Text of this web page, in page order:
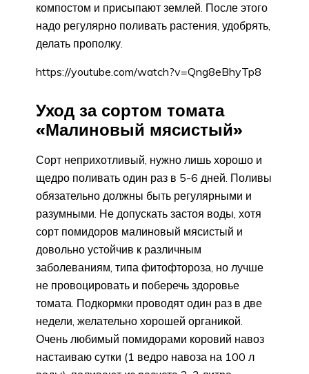
компостом и присыпают землей. После этого
надо регулярно поливать растения, удобрять,
делать прополку.
https://youtube.com/watch?v=Qng8eBhyTp8
Уход за сортом томата
«Малиновый мясистый»
Сорт неприхотливый, нужно лишь хорошо и
щедро поливать один раз в 5-6 дней. Поливы
обязательно должны быть регулярными и
разумными. Не допускать застоя воды, хотя
сорт помидоров малиновый мясистый и
довольно устойчив к различным
заболеваниям, типа фитофтороза, но лучше
не провоцировать и поберечь здоровье
томата. Подкормки проводят один раз в две
недели, желательно хорошей органикой.
Очень любимый помидорами коровий навоз
настаиваю сутки (1 ведро навоза на 100 л